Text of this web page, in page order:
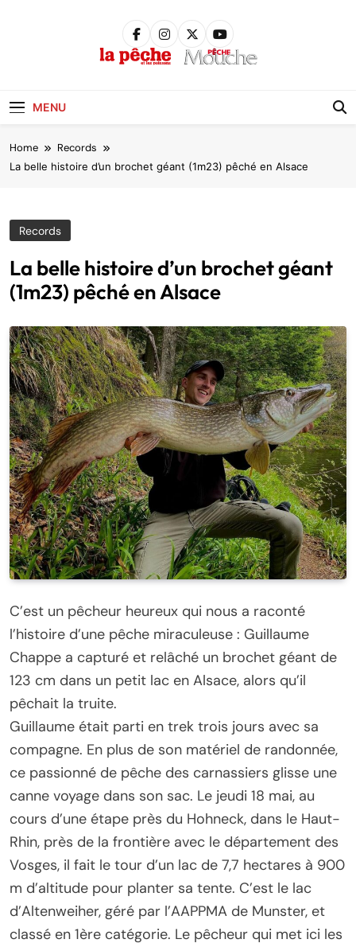
MENU
Home Records
La belle histoire d’un brochet géant (1m23) pêché en Alsace
Records
La belle histoire d’un brochet géant
(1m23) pêché en Alsace
C’est un pêcheur heureux qui nous a raconté
l’histoire d’une pêche miraculeuse : Guillaume
Chappe a capturé et relâché un brochet géant de
123 cm dans un petit lac en Alsace, alors qu’il
pêchait la truite.
Guillaume était parti en trek trois jours avec sa
compagne. En plus de son matériel de randonnée,
ce passionné de pêche des carnassiers glisse une
canne voyage dans son sac. Le jeudi 18 mai, au
cours d’une étape près du Hohneck, dans le Haut-
Rhin, près de la frontière avec le département des
Vosges, il fait le tour d’un lac de 7,7 hectares à 900
m d’altitude pour planter sa tente. C’est le lac
d’Altenweiher, géré par l’AAPPMA de Munster, et
classé en 1ère catégorie. Le pêcheur qui met ici les